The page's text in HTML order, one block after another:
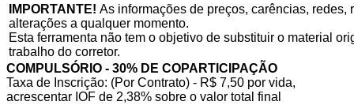
IMPORTANTE! As informações de preços, carências,
alterações a qualquer momento.
Esta ferramenta não tem o objetivo de substituir o material
trabalho do corretor.
COMPULSÓRIO - 30% DE COPARTICIPAÇÃO
Taxa de Inscrição: (Por Contrato) - R$ 7,50 por vida,
acrescentar IOF de 2,38% sobre o valor total final